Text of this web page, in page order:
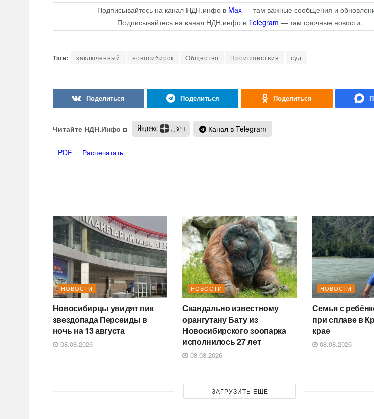
Подписывайтесь на канал НДН.инфо в Max — там важные сообщения и
Подписывайтесь на канал НДН.инфо в Telegram — там срочные новости.
заключенный новосибирск Общество Происшествия суд
Читайте НДН.Инфо в Канал в Telegram
PDF Распечатать
НОВОСТИ
Новосибирцы увидят пик
звездопада Персеиды в
ночь на 13 августа
08.08.2026
НОВОСТИ
Скандально известному
орангутану Бату из
Новосибирского зоопарка
исполнилось 27 лет
08.08.2026
НОВОСТИ
Семья с
при сплаве в
крае
08.08.2026
ЗАГРУЗИТЬ ЕЩЕ